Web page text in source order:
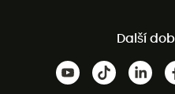
Další